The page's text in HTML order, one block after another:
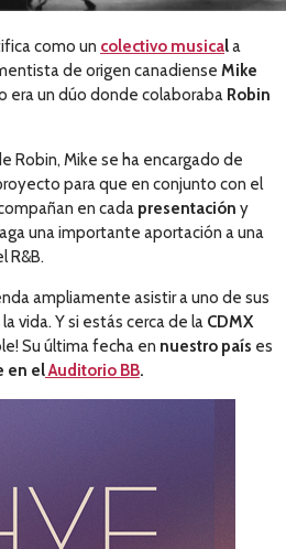
como un colectivo musicala
de origen canadiense Mike
era un dúo donde colaboraba Robin
Robin, Mike se ha encargado de
para que en conjunto con el
en cada presentación y
una importante aportación a una
R&B.
ampliamente asistir a uno de sus
vida. Y si estás cerca de la CDMX
Su última fecha en nuestro país es
en elAuditorio BB.